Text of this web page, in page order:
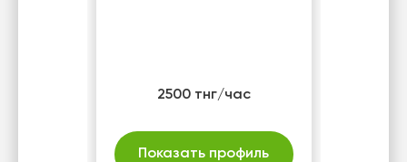
2500 тнг/час
Показать профиль